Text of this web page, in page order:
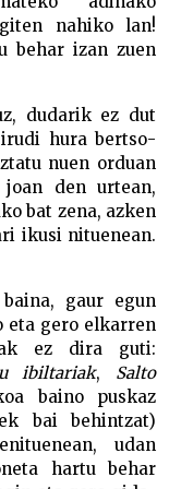
nahiko lan!
behar izan zuen
dudarik ez dut
hura bertso-
nuen orduan
den urtean,
bat zena, azken
ikusi nituenean.
gaur egun
eta gero elkarren
ez dira guti:
ibiltariak, Salto
baino puskaz
bai behintzat)
udan
hartu behar